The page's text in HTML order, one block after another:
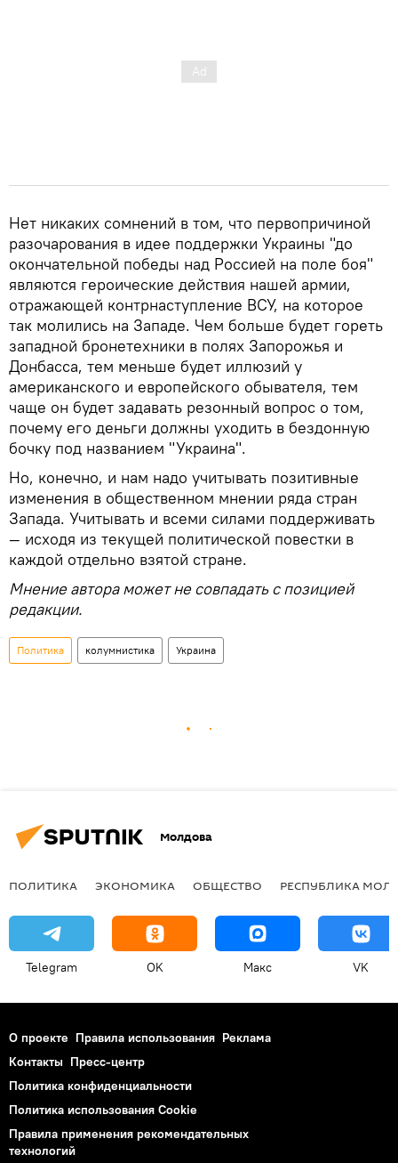
Нет никаких сомнений в том, что первопричиной
разочарования в идее поддержки Украины "до
окончательной победы над Россией на поле боя"
являются героические действия нашей армии,
отражающей контрнаступление ВСУ, на которое
так молились на Западе. Чем больше будет гореть
западной бронетехники в полях Запорожья и
Донбасса, тем меньше будет иллюзий у
американского и европейского обывателя, тем
чаще он будет задавать резонный вопрос о том,
почему его деньги должны уходить в бездонную
бочку под названием "Украина".
Но, конечно, и нам надо учитывать позитивные
изменения в общественном мнении ряда стран
Запада. Учитывать и всеми силами поддерживать
— исходя из текущей политической повестки в
каждой отдельно взятой стране.
Мнение автора может не совпадать с позицией
редакции.
Политика колумнистика Украина
Молдова
ПОЛИТИКА ЭКОНОМИКА ОБЩЕСТВО РЕСПУБЛИКА
Telegram OK Макс VK
О проекте Правила использования Реклама
Контакты Пресс-центр
Политика конфиденциальности
Политика использования Cookie
Правила применения рекомендательных
технологий